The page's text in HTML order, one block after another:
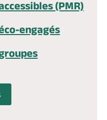
(PMR)
engagés